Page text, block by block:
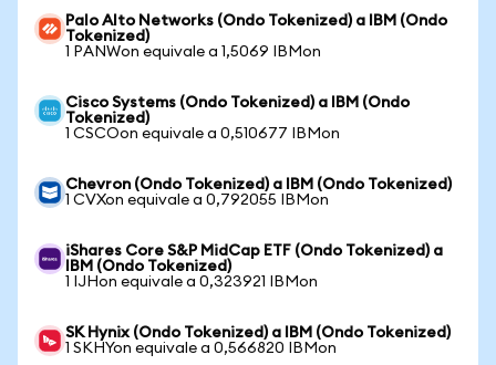
Palo Alto Networks (Ondo Tokenized) a IBM (Ondo
Tokenized)
1 PANWon equivale a 1,5069 IBMon
Cisco Systems (Ondo Tokenized) a IBM (Ondo
Tokenized)
1 CSCOon equivale a 0,510677 IBMon
Chevron (Ondo Tokenized) a IBM (Ondo Tokenized)
1 CVXon equivale a 0,792055 IBMon
iShares Core S&P MidCap ETF (Ondo Tokenized) a
IBM (Ondo Tokenized)
1 IJHon equivale a 0,323921 IBMon
SK Hynix (Ondo Tokenized) a IBM (Ondo Tokenized)
1 SKHYon equivale a 0,566820 IBMon